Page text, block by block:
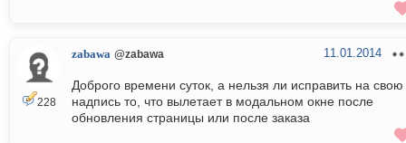
228
zabawa @zabawa 11.01.2014
Доброго времени суток, а нельзя ли исправить на свою
надпись то, что вылетает в модальном окне после
обновления страницы или после заказа